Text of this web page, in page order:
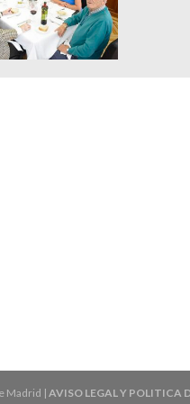
Madrid |AVISO LEGAL Y POLITICA